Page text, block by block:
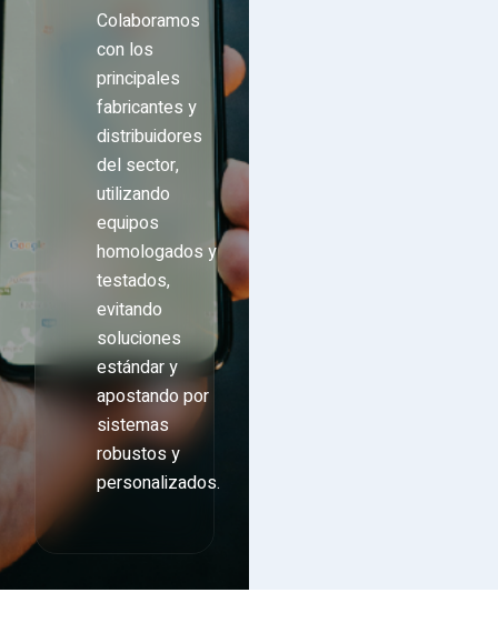
Colaboramos
con los
principales
fabricantes y
distribuidores
del sector,
utilizando
equipos
homologados y
testados,
evitando
soluciones
estándar y
apostando por
sistemas
robustos y
personalizados.